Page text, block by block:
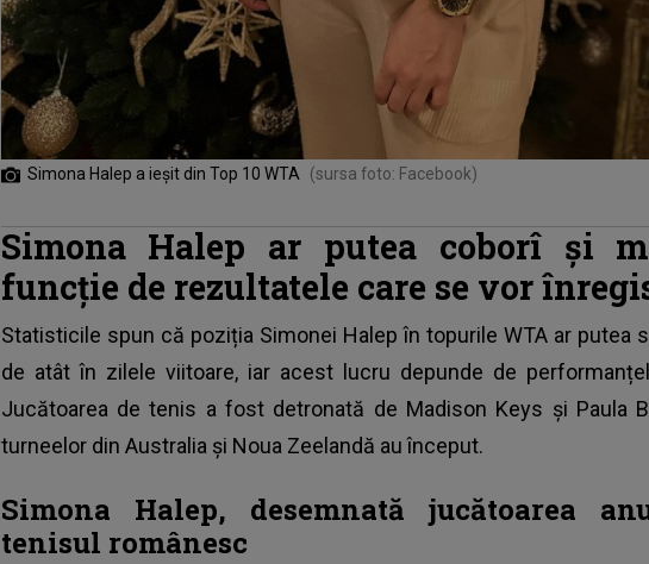
Simona Halep a ieșit din Top 10 WTA (sursa foto: Facebook)
Simona Halep ar putea coborî și
funcție de rezultatele care se vor
Statisticile spun că poziția Simonei Halep în topurile WTA ar putea
de atât în zilele viitoare, iar acest lucru depunde de
Jucătoarea de tenis a fost detronată de Madison Keys și Paula
turneelor din Australia și Noua Zeelandă au început.
Simona Halep, desemnată jucătoarea
tenisul românesc